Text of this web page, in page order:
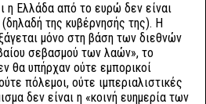
η Ελλάδα από το ευρώ δεν είναι
της κυβέρνησής της). Η
μόνο στη βάση των διεθνών
σεβασμού των λαών», το
θα υπήρχαν ούτε εμπορικοί
πόλεμοι, ούτε ιμπεριαλιστικές
δεν είναι η «κοινή ευημερία των